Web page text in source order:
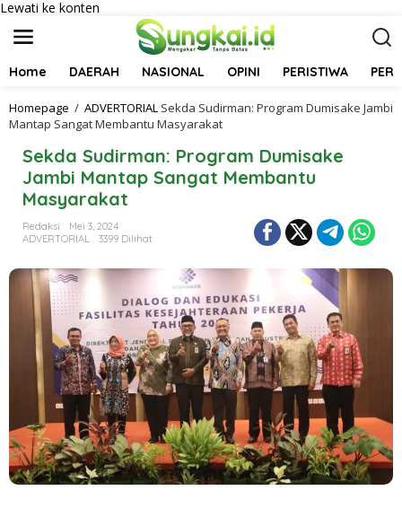
Lewati ke konten
Home DAERAH NASIONAL OPINI PERISTIWA
Homepage / ADVERTORIAL Sekda Sudirman: Program Dumisake Jambi
Mantap Sangat Membantu Masyarakat
Sekda Sudirman: Program Dumisake
Jambi Mantap Sangat Membantu
Masyarakat
Redaksi
Mei 3, 2024
ADVERTORIAL
3399 Dilihat